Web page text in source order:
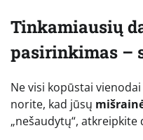
Tinkamiausių
pasirinkimas –
Ne visi kopūstai
norite, kad jūsų
„nešaudytų“,